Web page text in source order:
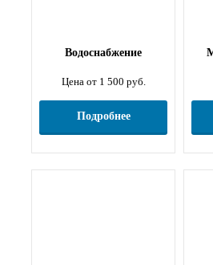
Водоснабжение
Цена от 1 500 руб.
Подробнее